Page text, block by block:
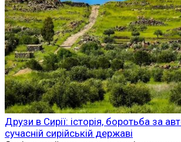
Історія
Друзи: історія, віровчення та традиції
релігійної громади Близького Сходу
Друзи — одна з найцікавіших і
найзагадковіших
0
Історія
Франсіско Пісарро: біографія
конкістадора, який завоював Імперію
Франсіско Пісарро належить до
водночас
0